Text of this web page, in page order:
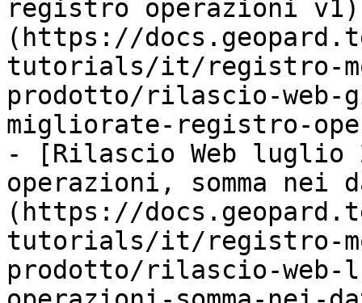
registro operazioni
(https://
tutorials/it/registro-
prodotto/rilascio-web-
migliorate-registro-
- [Rilascio Web luglio
operazioni, somma nei
(https://
tutorials/it/registro-
prodotto/rilascio-web-